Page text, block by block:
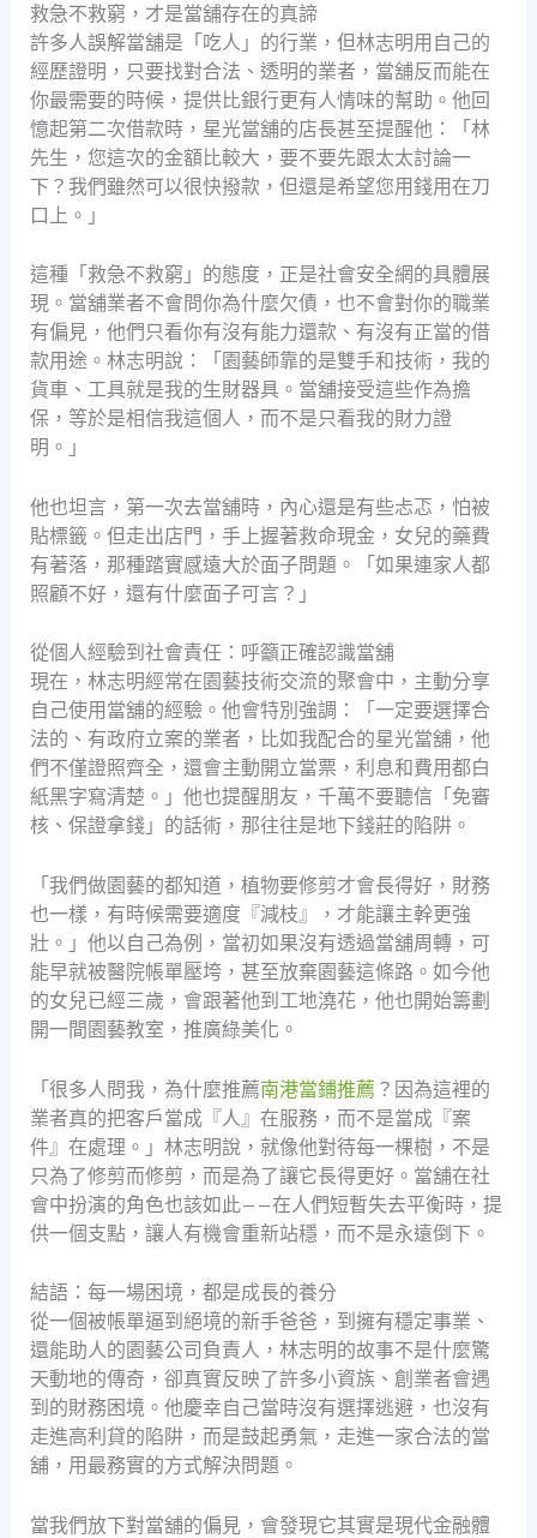
救急不救窮，才是當舖存在的真諦
許多人誤解當舖是「吃人」的行業，但林志明用自己的
經歷證明，只要找對合法、透明的業者，當舖反而能在
你最需要的時候，提供比銀行更有人情味的幫助。他回
憶起第二次借款時，星光當舖的店長甚至提醒他：「林
先生，您這次的金額比較大，要不要先跟太太討論一
下？我們雖然可以很快撥款，但還是希望您用錢用在刀
口上。」
這種「救急不救窮」的態度，正是社會安全網的具體展
現。當舖業者不會問你為什麼欠債，也不會對你的職業
有偏見，他們只看你有沒有能力還款、有沒有正當的借
款用途。林志明說：「園藝師靠的是雙手和技術，我的
貨車、工具就是我的生財器具。當舖接受這些作為擔
保，等於是相信我這個人，而不是只看我的財力證
明。」
他也坦言，第一次去當舖時，內心還是有些忐忑，怕被
貼標籤。但走出店門，手上握著救命現金，女兒的藥費
有著落，那種踏實感遠大於面子問題。「如果連家人都
照顧不好，還有什麼面子可言？」
從個人經驗到社會責任：呼籲正確認識當舖
現在，林志明經常在園藝技術交流的聚會中，主動分享
自己使用當舖的經驗。他會特別強調：「一定要選擇合
法的、有政府立案的業者，比如我配合的星光當舖，他
們不僅證照齊全，還會主動開立當票，利息和費用都白
紙黑字寫清楚。」他也提醒朋友，千萬不要聽信「免審
核、保證拿錢」的話術，那往往是地下錢莊的陷阱。
「我們做園藝的都知道，植物要修剪才會長得好，財務
也一樣，有時候需要適度『減枝』，才能讓主幹更強
壯。」他以自己為例，當初如果沒有透過當舖周轉，可
能早就被醫院帳單壓垮，甚至放棄園藝這條路。如今他
的女兒已經三歲，會跟著他到工地澆花，他也開始籌劃
開一間園藝教室，推廣綠美化。
「很多人問我，為什麼推薦南港當鋪推薦 ？因為這裡的
業者真的把客戶當成『人』在服務，而不是當成『案
件』在處理。」林志明說，就像他對待每一棵樹，不是
只為了修剪而修剪，而是為了讓它長得更好。當舖在社
會中扮演的角色也該如此——在人們短暫失去平衡時，提
供一個支點，讓人有機會重新站穩，而不是永遠倒下。
結語：每一場困境，都是成長的養分
從一個被帳單逼到絕境的新手爸爸，到擁有穩定事業、
還能助人的園藝公司負責人，林志明的故事不是什麼驚
天動地的傳奇，卻真實反映了許多小資族、創業者會遇
到的財務困境。他慶幸自己當時沒有選擇逃避，也沒有
走進高利貸的陷阱，而是鼓起勇氣，走進一家合法的當
舖，用最務實的方式解決問題。
當我們放下對當舖的偏見，會發現它其實是現代金融體